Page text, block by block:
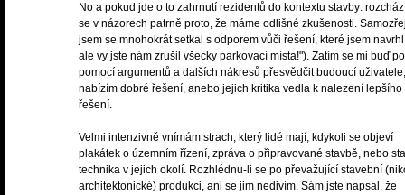
No a pokud jde o to zahrnutí rezidentů do kontextu stavby:
se v názorech patrně proto, že máme odlišné zkušenosti.
jsem se mnohokrát setkal s odporem vůči řešení, které jsem
ale vy jste nám zrušil všecky parkovací místa!"). Zatím se mi buď
pomocí argumentů a dalších nákresů přesvědčit budoucí
nabízím dobré řešení, anebo jejich kritika vedla k nalezení lepšího
řešení.
Velmi intenzivně vnímám strach, který lidé mají, kdykoli se objeví
plakátek o územním řízení, zpráva o připravované stavbě, nebo
technika v jejich okolí. Rozhlédnu-li se po převažující stavební
architektonické) produkci, ani se jim nedivím. Sám jste napsal, že